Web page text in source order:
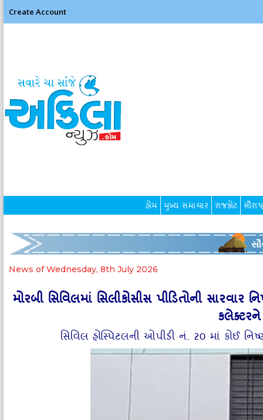
Create Account
હોમ મુખ્ય સમાચાર રાજકોટ
News of Wednesday, 8th July 2026
મોરબી સિવિલમાં સિલીકોસીસ પીડિતોની સારવાર
સિવિલ હોસ્પિટલની ઓપીડી નં. 20 માં કોઈ